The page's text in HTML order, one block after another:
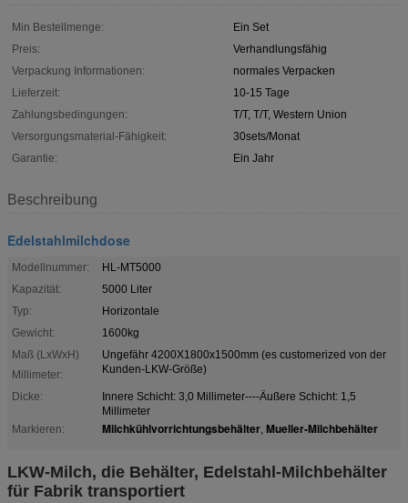
Min Bestellmenge:
Ein Set
Preis:
Verhandlungsfähig
Verpackung Informationen:
normales Verpacken
Lieferzeit:
10-15 Tage
Zahlungsbedingungen:
T/T, T/T, Western Union
Versorgungsmaterial-Fähigkeit:
30sets/Monat
Garantie:
Ein Jahr
Beschreibung
Edelstahlmilchdose
Modellnummer:
HL-MT5000
Kapazität:
5000 Liter
Typ:
Horizontale
Gewicht:
1600kg
Maß (LxWxH)
Millimeter:
Ungefähr 4200X1800x1500mm (es customerized von der
Kunden-LKW-Größe)
Dicke:
Innere Schicht: 3,0 Millimeter----Äußere Schicht: 1,5
Millimeter
Markieren:
Milchkühlvorrichtungsbehälter, Mueller-Milchbehälter
LKW-Milch, die Behälter, Edelstahl-Milchbehälter
für Fabrik transportiert